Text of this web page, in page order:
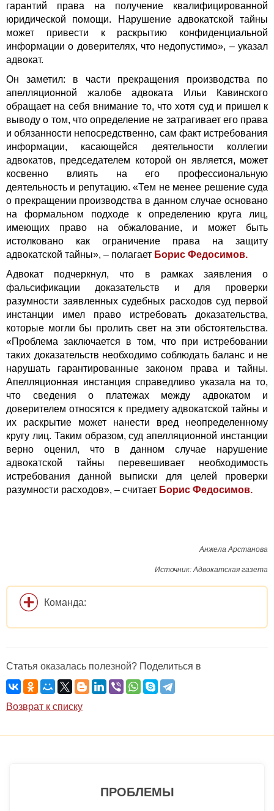
гарантий права на получение квалифицированной
юридической помощи. Нарушение адвокатской тайны
может привести к раскрытию конфиденциальной
информации о доверителях, что недопустимо», – указал
адвокат.
Он заметил: в части прекращения производства по
апелляционной жалобе адвоката Ильи Кавинского
обращает на себя внимание то, что хотя суд и пришел к
выводу о том, что определение не затрагивает его права
и обязанности непосредственно, сам факт истребования
информации, касающейся деятельности коллегии
адвокатов, председателем которой он является, может
косвенно влиять на его профессиональную
деятельность и репутацию. «Тем не менее решение суда
о прекращении производства в данном случае основано
на формальном подходе к определению круга лиц,
имеющих право на обжалование, и может быть
истолковано как ограничение права на защиту
адвокатской тайны», – полагает Борис Федосимов.
Адвокат подчеркнул, что в рамках заявления о
фальсификации доказательств и для проверки
разумности заявленных судебных расходов суд первой
инстанции имел право истребовать доказательства,
которые могли бы пролить свет на эти обстоятельства.
«Проблема заключается в том, что при истребовании
таких доказательств необходимо соблюдать баланс и не
нарушать гарантированные законом права и тайны.
Апелляционная инстанция справедливо указала на то,
что сведения о платежах между адвокатом и
доверителем относятся к предмету адвокатской тайны и
их раскрытие может нанести вред неопределенному
кругу лиц. Таким образом, суд апелляционной инстанции
верно оценил, что в данном случае нарушение
адвокатской тайны перевешивает необходимость
истребования данной выписки для целей проверки
разумности расходов», – считает Борис Федосимов.
Анжела Арстанова
Источник: Адвокатская газета
Команда:
Статья оказалась полезной? Поделиться в
Возврат к списку
ПРОБЛЕМЫ